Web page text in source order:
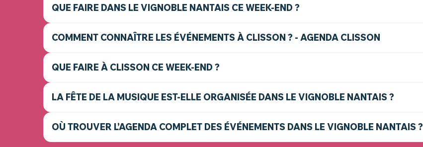
QUE FAIRE DANS LE VIGNOBLE NANTAIS CE WEEK-END ?
COMMENT CONNAÎTRE LES ÉVÉNEMENTS À CLISSON ? - AGENDA CLISSON
QUE FAIRE À CLISSON CE WEEK-END ?
LA FÊTE DE LA MUSIQUE EST-ELLE ORGANISÉE DANS LE VIGNOBLE NANTAIS ?
OÙ TROUVER L’AGENDA COMPLET DES ÉVÉNEMENTS DANS LE VIGNOBLE NANTAIS ?